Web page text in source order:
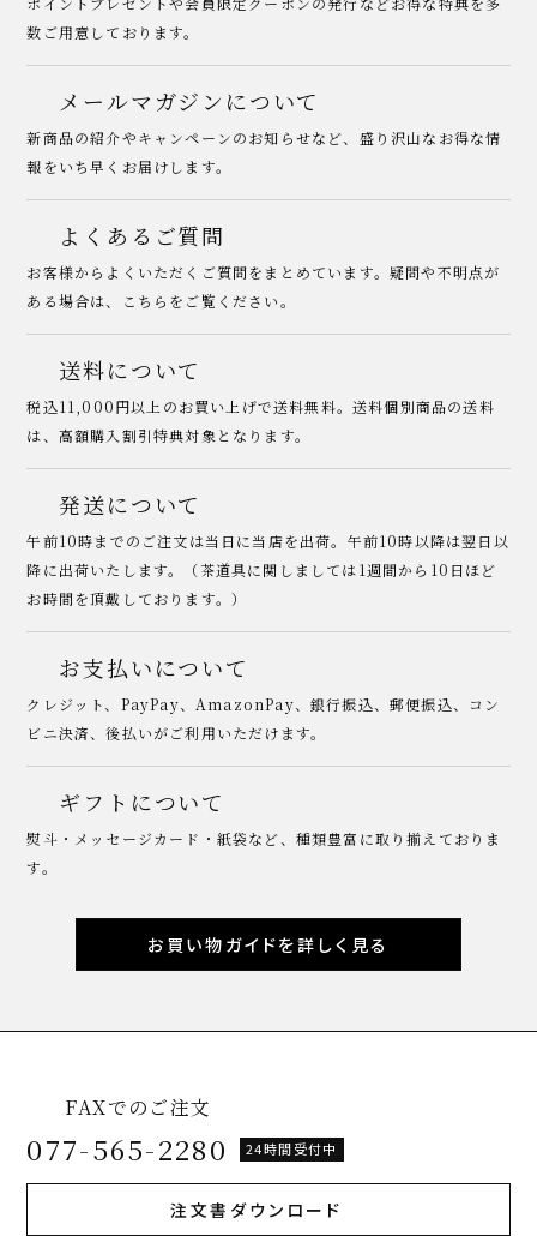
数ご用意しております。
メールマガジンについて
新商品の紹介やキャンペーンのお知らせなど、盛り沢山なお得な情
報をいち早くお届けします。
よくあるご質問
お客様からよくいただくご質問をまとめています。疑問や不明点が
ある場合は、こちらをご覧ください。
送料について
税込11,000円以上のお買い上げで送料無料。送料個別商品の送料
は、高額購入割引特典対象となります。
発送について
午前10時までのご注文は当日に当店を出荷。午前10時以降は翌日以
降に出荷いたします。（茶道具に関しましては1週間から10日ほど
お時間を頂戴しております。）
お支払いについて
クレジット、PayPay、AmazonPay、銀行振込、郵便振込、コン
ビニ決済、後払いがご利用いただけます。
ギフトについて
熨斗・メッセージカード・紙袋など、種類豊富に取り揃えておりま
す。
お買い物ガイドを詳しく見る
FAXでのご注文
077-565-2280 24時間受付中
注文書ダウンロード